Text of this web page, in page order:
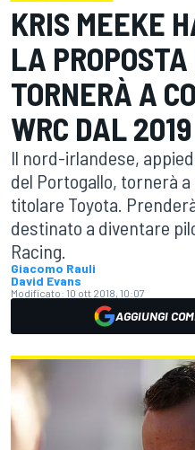
KRIS MEEKE
LA
TORNERÀ A
WRC DAL 2019
Il nord-irlandese,
del Portogallo, tornerà
titolare Toyota.
destinato a diventare
Racing.
Giacomo Rauli
David Evans
Modificato: 10 ott 2018, 10:07
AGGIUNGI